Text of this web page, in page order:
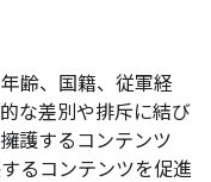
齢、国籍、従軍経
な差別や排斥に結び
護するコンテンツ
るコンテンツを促進